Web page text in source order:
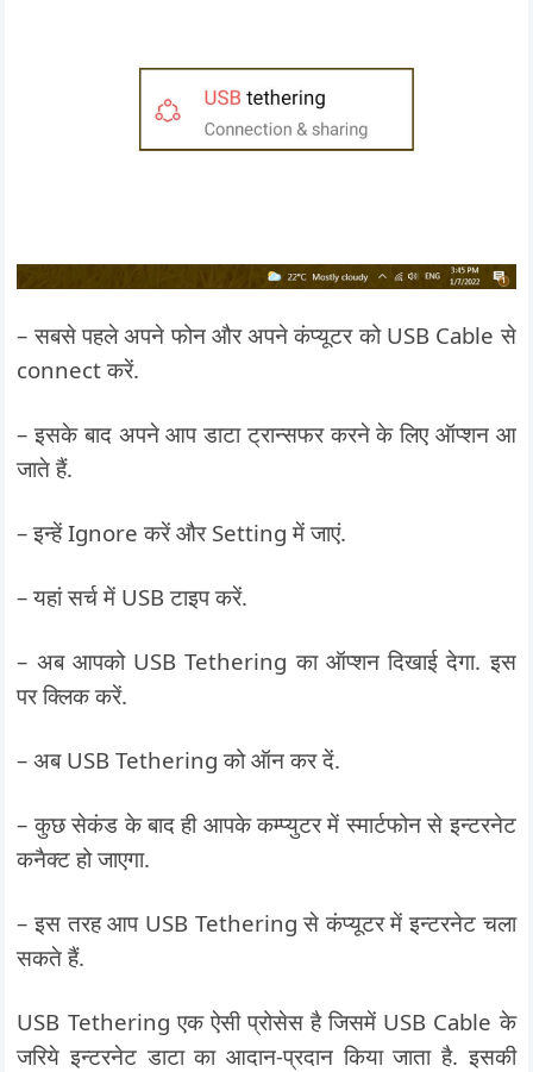
– सबसे पहले अपने फोन और अपने कंप्यूटर को USB Cable से
connect करें.
– इसके बाद अपने आप डाटा ट्रान्सफर करने के लिए ऑप्शन आ
जाते हैं.
– इन्हें Ignore करें और Setting में जाएं.
– यहां सर्च में USB टाइप करें.
– अब आपको USB Tethering का ऑप्शन दिखाई देगा. इस
पर क्लिक करें.
– अब USB Tethering को ऑन कर दें.
– कुछ सेकंड के बाद ही आपके कम्प्युटर में स्मार्टफोन से इन्टरनेट
कनैक्ट हो जाएगा.
– इस तरह आप USB Tethering से कंप्यूटर में इन्टरनेट चला
सकते हैं.
USB Tethering एक ऐसी प्रोसेस है जिसमें USB Cable के
जरिये इन्टरनेट डाटा का आदान-प्रदान किया जाता है. इसकी